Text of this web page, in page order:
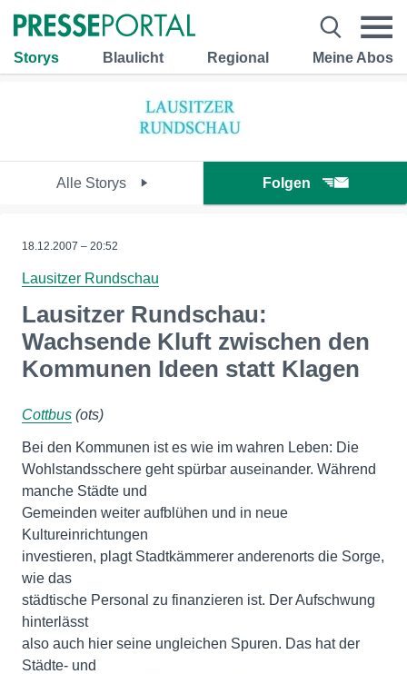
Storys Blaulicht Regional Meine Abos
Alle Storys Folgen
18.12.2007 – 20:52
Lausitzer Rundschau
Lausitzer Rundschau:
Wachsende Kluft zwischen den
Kommunen Ideen statt Klagen
Cottbus (ots)
Bei den Kommunen ist es wie im wahren Leben: Die
Wohlstandsschere geht spürbar auseinander. Während
manche Städte und
Gemeinden weiter aufblühen und in neue
Kultureinrichtungen
investieren, plagt Stadtkämmerer anderenorts die Sorge,
wie das
städtische Personal zu finanzieren ist. Der Aufschwung
hinterlässt
also auch hier seine ungleichen Spuren. Das hat der
Städte- und